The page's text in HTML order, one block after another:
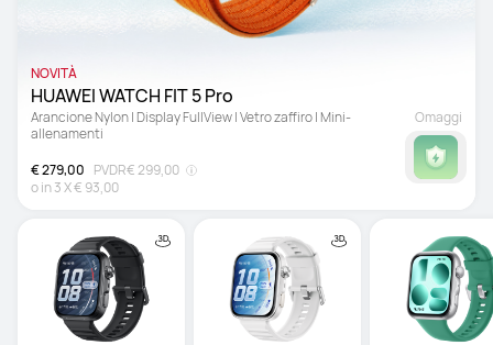
NOVITÀ
Arancione Nylon | Display FullView | Vetro zaffiro | Mini-
allenamenti
€ 279,00 PVDR€ 299,00
o in3X€ 93,00
Omaggi